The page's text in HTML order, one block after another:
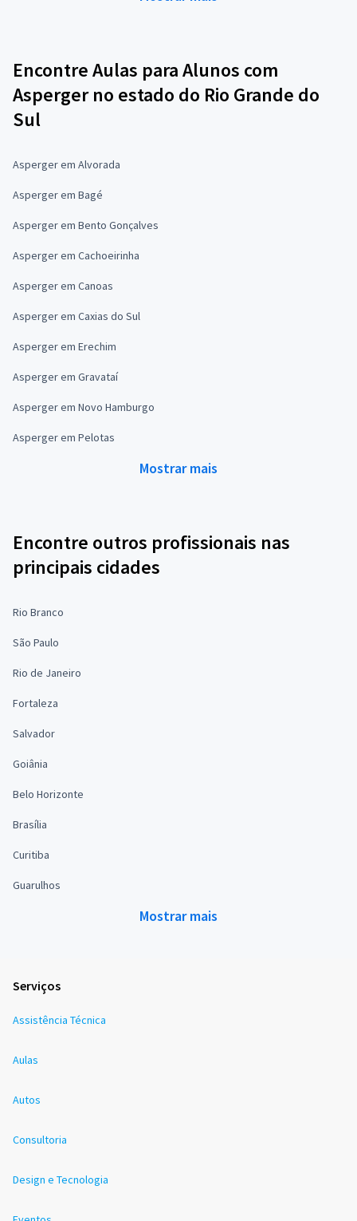
Encontre Aulas para Alunos com
Asperger no estado do Rio Grande do
Sul
Asperger em Alvorada
Asperger em Bagé
Asperger em Bento Gonçalves
Asperger em Cachoeirinha
Asperger em Canoas
Asperger em Caxias do Sul
Asperger em Erechim
Asperger em Gravataí
Asperger em Novo Hamburgo
Asperger em Pelotas
Mostrar mais
Encontre outros profissionais nas
principais cidades
Rio Branco
São Paulo
Rio de Janeiro
Fortaleza
Salvador
Goiânia
Belo Horizonte
Brasília
Curitiba
Guarulhos
Mostrar mais
Serviços
Assistência Técnica
Aulas
Autos
Consultoria
Design e Tecnologia